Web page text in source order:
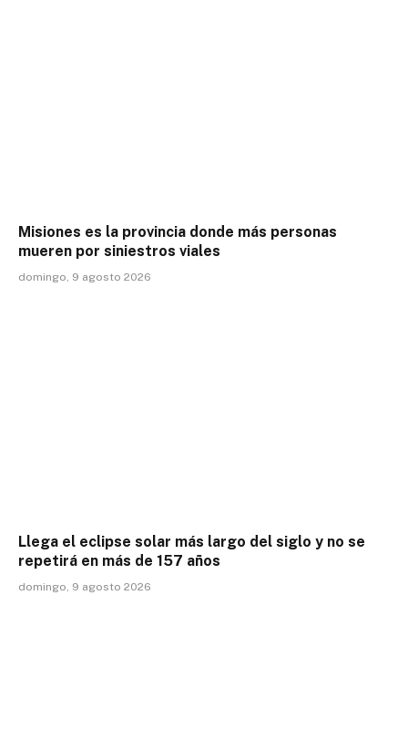
Misiones es la provincia donde más personas
mueren por siniestros viales
domingo, 9 agosto 2026
Llega el eclipse solar más largo del siglo y no se
repetirá en más de 157 años
domingo, 9 agosto 2026